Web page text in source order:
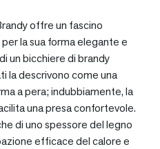
offre un fascino
la sua forma elegante e
un bicchiere di brandy
la descrivono come una
a pera; indubbiamente, la
una presa confortevole.
di uno spessore del legno
efficace del calore e